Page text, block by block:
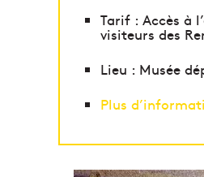
Tarif : Accès à
visiteurs des
Lieu : Musée
Plus